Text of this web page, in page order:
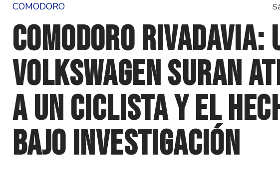
COMODORO
Comodoro Rivadavia:
Volkswagen Suran
a un ciclista y el
bajo investigación